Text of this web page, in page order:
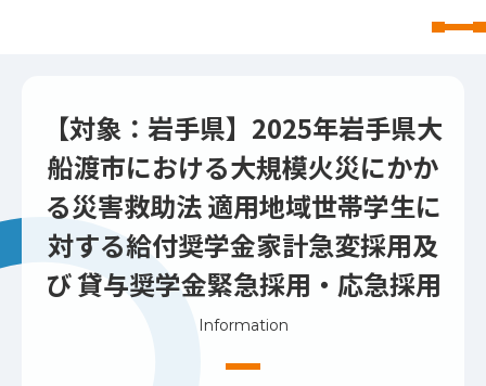
【対象：岩手県】2025年岩手県大
船渡市における大規模火災にかか
る災害救助法 適用地域世帯学生に
対する給付奨学金家計急変採用及
び 貸与奨学金緊急採用・応急採用
Information